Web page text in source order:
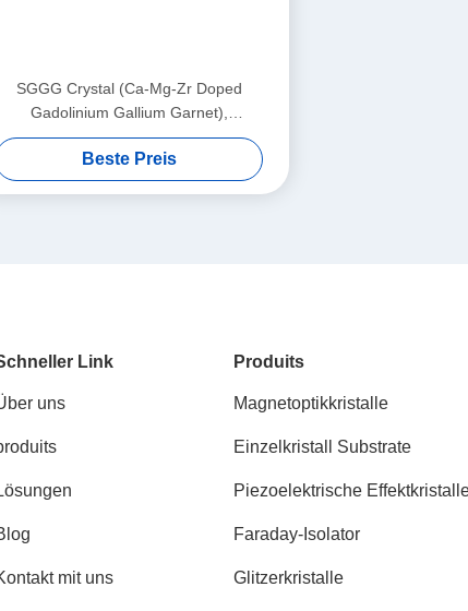
SGGG Crystal (Ca-Mg-Zr Doped
Gadolinium Gallium Garnet),
Substratmaterial, speziell
das epitaxielle Wachstum von dünnen
Folien von Bismuth-Eisengarnet
Beste Preis
Link
uns
mit uns
Produits
Magnetoptikkristalle
Einzelkristall Substrate
Piezoelektrische
Faraday-Isolator
Glitzerkristalle